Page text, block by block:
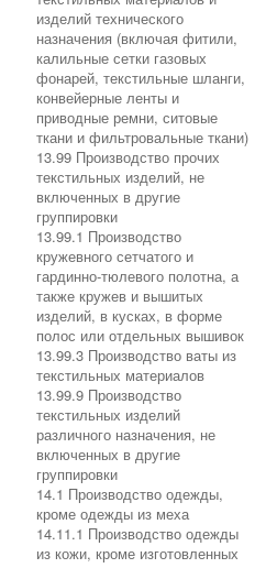
изделий технического
назначения (включая фитили,
калильные сетки газовых
фонарей, текстильные шланги,
конвейерные ленты и
приводные ремни, ситовые
ткани и фильтровальные ткани)
13.99 Производство прочих
текстильных изделий, не
включенных в другие
группировки
13.99.1 Производство
кружевного сетчатого и
гардинно-тюлевого полотна, а
также кружев и вышитых
изделий, в кусках, в форме
полос или отдельных вышивок
13.99.3 Производство ваты из
текстильных материалов
13.99.9 Производство
текстильных изделий
различного назначения, не
включенных в другие
группировки
14.1 Производство одежды,
кроме одежды из меха
14.11.1 Производство одежды
из кожи, кроме изготовленных